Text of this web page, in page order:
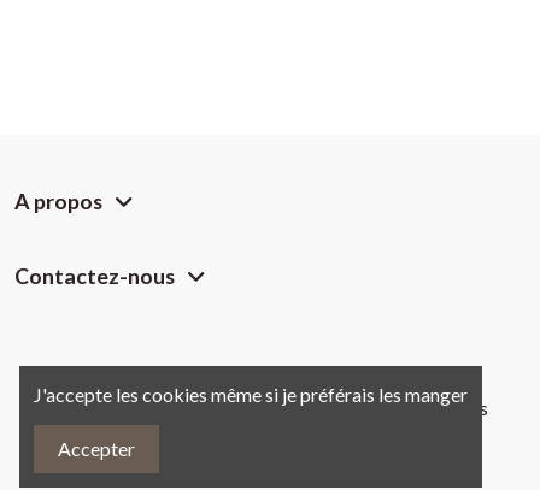
A propos
Contactez-nous
Copyright @Chemin des Crêtes. Tous droits réservés
J'accepte les cookies même si je préférais les manger
Accepter